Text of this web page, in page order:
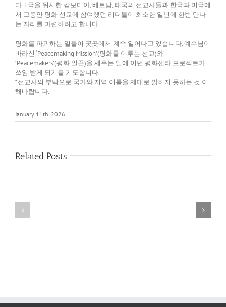
다. L국을 위시한 캄보디아, 베트남, 태국의 선교사들과 한국과 미국에
서 그동안 평화 선교에 참여했던 리더들이 최소한 일년에 한번 만나
는 자리를 마련하려고 합니다.
평화를 파괴하는 일들이 곳곳에서 계속 일어나고 있습니다. 예수님이
바라신 ‘Peacemaking Mission’(평화를 이루는 선교)와
‘Peacemakers’(평화 일꾼)을 세우는 일에 이번 평화센타 프로젝트가
쓰임 받게 되기를 기도합니다.
*선교사의 부탁으로 국가와 지역 이름을 제대로 밝히지 못하는 것 이
해바랍니다.
January 11th, 2026
Related Posts